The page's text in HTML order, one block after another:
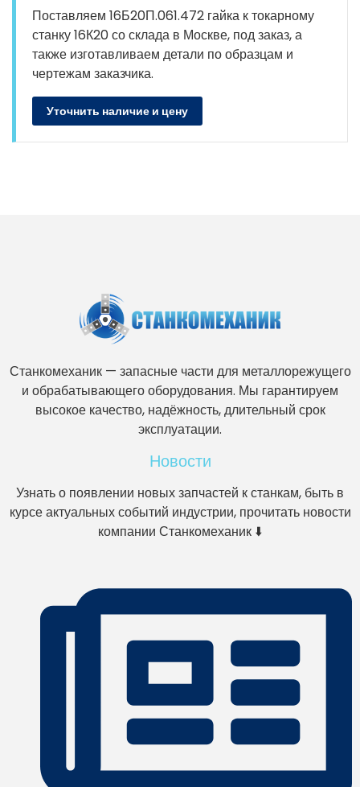
Поставляем 16Б20П.061.472 гайка к токарному
станку 16К20 со склада в Москве, под заказ, а
также изготавливаем детали по образцам и
чертежам заказчика.
Уточнить наличие и цену
Станкомеханик — запасные части для металлорежущего
и обрабатывающего оборудования. Мы гарантируем
высокое качество, надёжность, длительный срок
эксплуатации.
Новости
Узнать о появлении новых запчастей к станкам, быть в
курсе актуальных событий индустрии, прочитать новости
компании Станкомеханик ⬇️